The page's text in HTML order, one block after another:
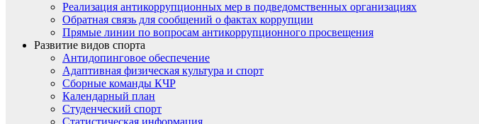
Реализация антикоррупционных мер в подведомственных организациях
Обратная связь для сообщений о фактах коррупции
Прямые линии по вопросам антикоррупционного просвещения
Развитие видов спорта
Антидопинговое обеспечение
Адаптивная физическая культура и спорт
Сборные команды КЧР
Календарный план
Студенческий спорт
Статистическая информация